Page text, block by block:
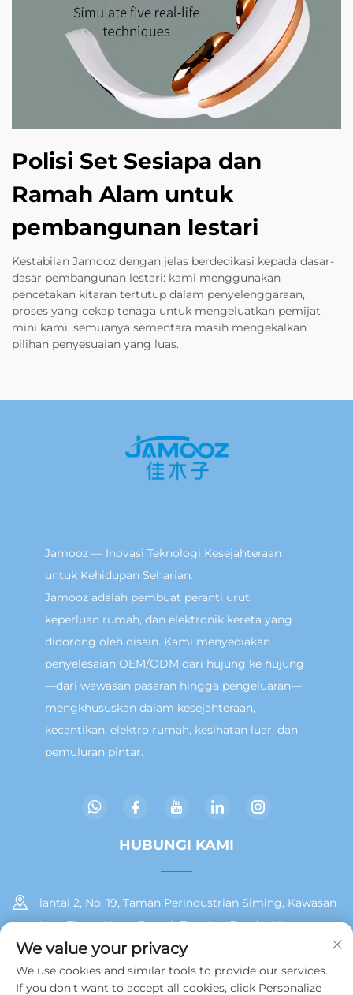
Polisi Set Sesiapa dan
Ramah Alam untuk
pembangunan lestari
Kestabilan Jamooz dengan jelas berdedikasi kepada dasar-
dasar pembangunan lestari: kami menggunakan
pencetakan kitaran tertutup dalam penyelenggaraan,
proses yang cekap tenaga untuk mengeluatkan pemijat
mini kami, semuanya sementara masih mengekalkan
pilihan penyesuaian yang luas.
Jamooz — Inovasi Teknologi Kesejahteraan
untuk Kehidupan Seharian.
Jamooz adalah pembuat peranti urut,
keperluan rumah, dan elektronik kereta yang
didorong oleh disain. Kami menyediakan
penyelesaian OEM/ODM dari hujung ke hujung
—dari wawasan pasaran hingga pengeluaran—
mengkhususkan dalam kesejahteraan,
kecantikan, elektro rumah, kesihatan luar, dan
pemuluran pintar.
HUBUNGI KAMI
lantai 2, No. 19, Taman Perindustrian Siming, Kawasan
Laut Timur Huan, Daerah Tong'an, Bandar Xiamen
+86 13215929911
We value your privacy
We use cookies and similar tools to provide our services.
If you don't want to accept all cookies, click Personalize